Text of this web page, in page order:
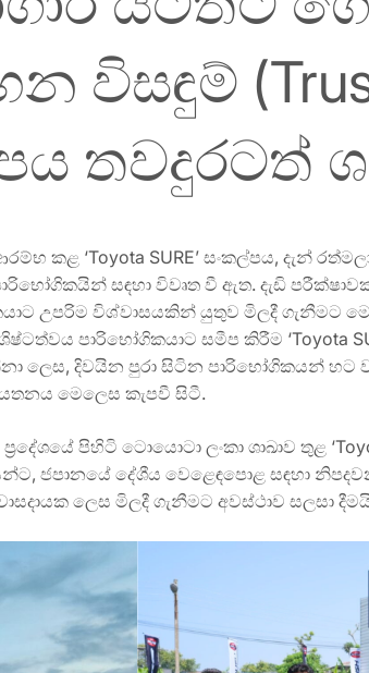
විසඳුම්
කළ ‘Toyota SURE’ සංකල්පය, දැන්
සඳහා විවෘත වී ඇත. දැඩි
උපරිම විශ්වාසයකින් යුතුව මිලදී ගැනීමට
පාරිභෝගිකයාට සමීප කිරීම ‘Toyota
ලෙස, දිවයින පුරා සිටින පාරිභෝගිකයන්
මෙලෙස කැපවී සිටී.
පිහිටි ටොයොටා ලංකා ශාඛාව තුළ
ජපානයේ දේශීය වෙළෙඳපොළ සඳහා
ලෙස මිලදී ගැනීමට අවස්ථාව සලසා